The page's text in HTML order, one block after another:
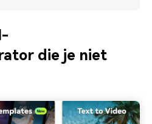
die je niet